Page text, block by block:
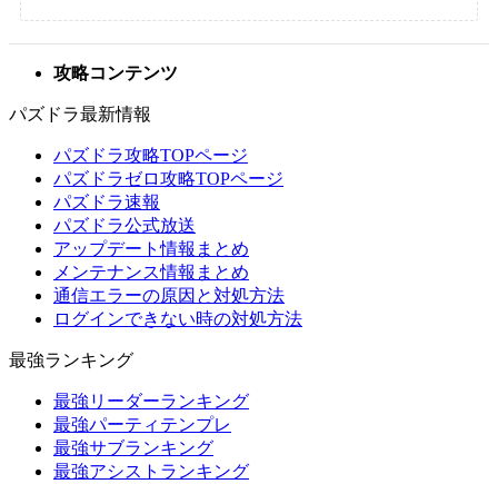
攻略コンテンツ
パズドラ最新情報
パズドラ攻略TOPページ
パズドラゼロ攻略TOPページ
パズドラ速報
パズドラ公式放送
アップデート情報まとめ
メンテナンス情報まとめ
通信エラーの原因と対処方法
ログインできない時の対処方法
最強ランキング
最強リーダーランキング
最強パーティテンプレ
最強サブランキング
最強アシストランキング